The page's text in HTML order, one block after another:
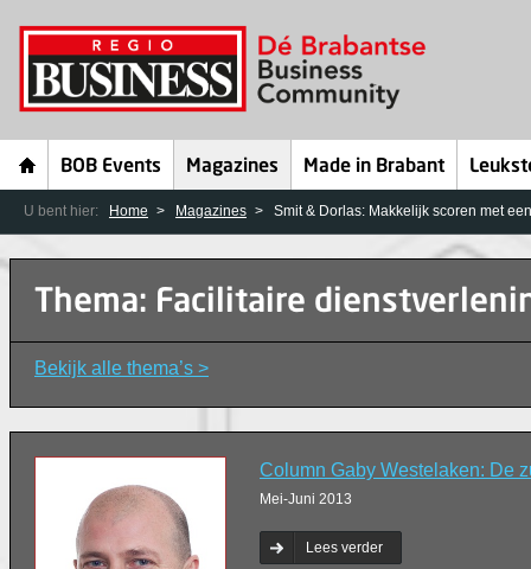
BOB Events Magazines Made in Brabant
U bent hier: Home Magazines Smit & Dorlas: Makkelijk scoren met
Thema: Facilitaire
Bekijk alle thema’s >
Column Gaby Westelaken: De
Mei-Juni 2013
Lees verder